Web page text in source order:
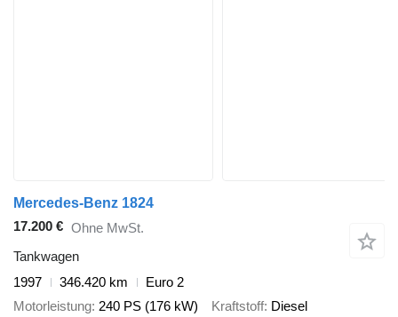
Mercedes-Benz 1824
17.200 € Ohne MwSt.
Tankwagen
1997
346.420 km
Euro 2
Motorleistung 240 PS (176 kW) Kraftstoff Diesel